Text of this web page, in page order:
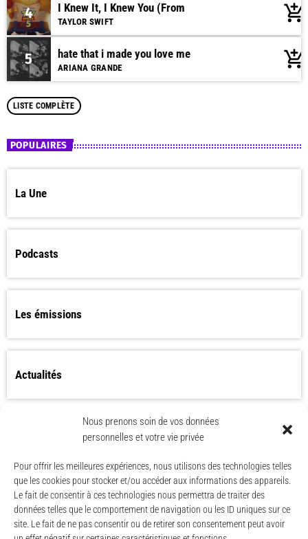
Nous prenons soin de vos données
personnelles et votre vie privée
Pour offrir les meilleures expériences, nous utilisons des technologies telles
que les cookies pour stocker et/ou accéder aux informations des appareils.
Le fait de consentir à ces technologies nous permettra de traiter des
données telles que le comportement de navigation ou les ID uniques sur ce
site. Le fait de ne pas consentir ou de retirer son consentement peut avoir
4 I Knew It, I Knew You (From
TAYLOR SWIFT add_shopping_cart
5 hate that i made you love me
ARIANA GRANDE add_shopping_cart
LISTE COMPLÈTE
POPULAIRES
La Une
Podcasts
Les émissions
Actualités
Les Worlds Apart bientôt de retour ?